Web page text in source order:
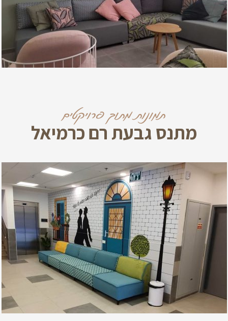
תמונות מתוך פרויקטים
מתנס גבעת רם כרמיאל